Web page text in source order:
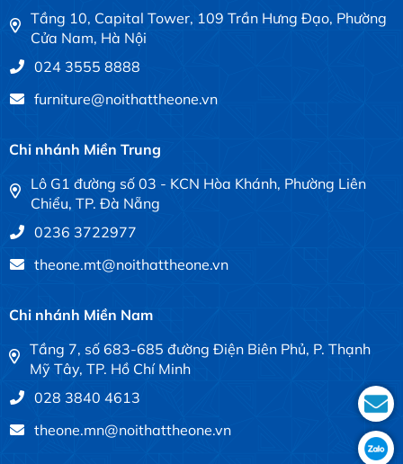
Tầng 10, Capital Tower, 109 Trần Hưng Đạo, Phường
Cửa Nam, Hà Nội
024 3555 8888
furniture@noithattheone.vn
Chi nhánh Miền Trung
Lô G1 đường số 03 - KCN Hòa Khánh, Phường Liên
Chiểu, TP. Đà Nẵng
0236 3722977
theone.mt@noithattheone.vn
Chi nhánh Miền Nam
Tầng 7, số 683-685 đường Điện Biên Phủ, P. Thạnh
Mỹ Tây, TP. Hồ Chí Minh
028 3840 4613
theone.mn@noithattheone.vn